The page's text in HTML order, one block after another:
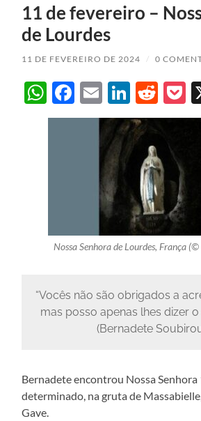
11 de fevereiro –
de Lourdes
11 DE FEVEREIRO DE 2024 / 0
WhatsApp
Facebook
Email
Nossa Senhora de Lourdes, França
“Vocês não são obrigados a
mas posso apenas lhes dizer o
(Bernadete
Bernadete encontrou Nossa Senhora
determinado, na gruta de
Gave.